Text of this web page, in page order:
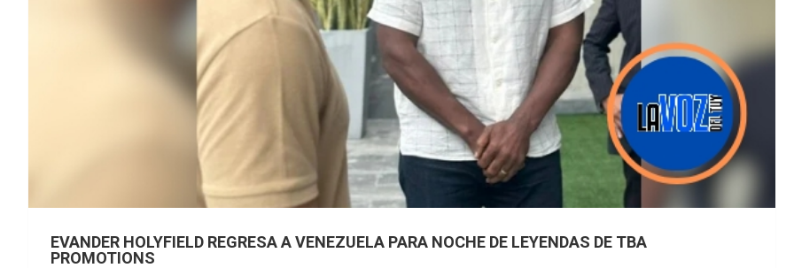
EVANDER HOLYFIELD REGRESA A VENEZUELA PARA NOCHE DE LEYENDAS DE TBA
PROMOTIONS